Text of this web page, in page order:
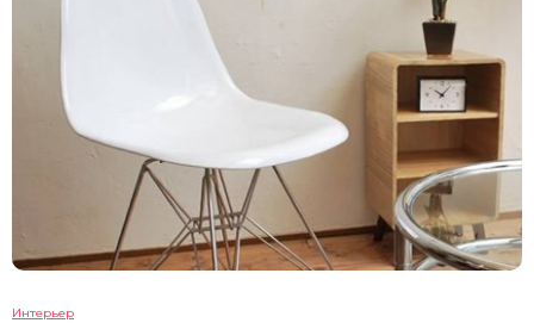
Интерьер